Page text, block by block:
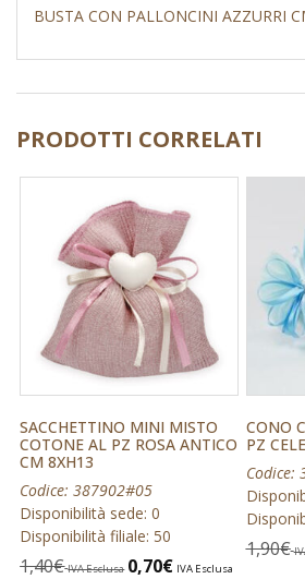
BUSTA CON PALLONCINI AZZURRI
PRODOTTI CORRELATI
SACCHETTINO MINI MISTO
COTONE AL PZ ROSA ANTICO
CM 8XH13
Codice: 387902#05
Disponibilità sede: 0
Disponibilità filiale: 50
1,40€ IVA Esclusa 0,70€ IVA Esclusa
CONO
PZ
Codice:
1,90€